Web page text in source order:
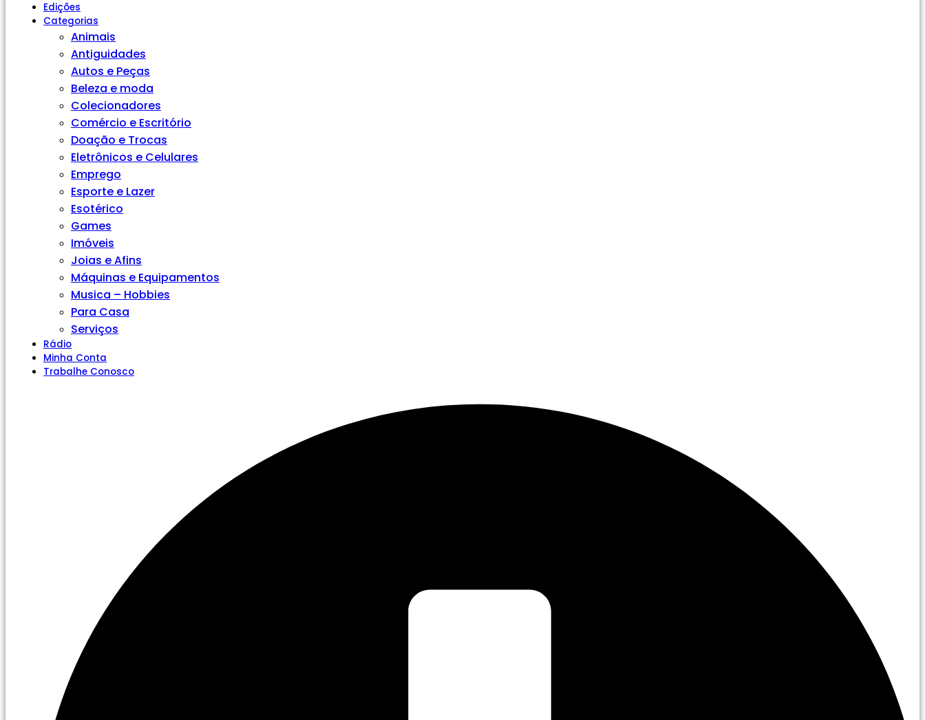
Edições
Categorias
Animais
Antiguidades
Autos e Peças
Beleza e moda
Colecionadores
Comércio e Escritório
Doação e Trocas
Eletrônicos e Celulares
Emprego
Esporte e Lazer
Esotérico
Games
Imóveis
Joias e Afins
Máquinas e Equipamentos
Musica – Hobbies
Para Casa
Serviços
Rádio
Minha Conta
Trabalhe Conosco